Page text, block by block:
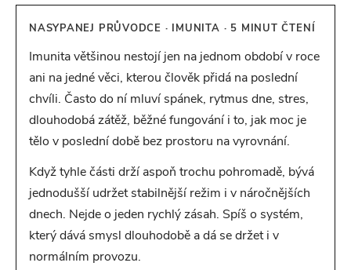
NASYPANEJ PRŮVODCE · IMUNITA · 5 MINUT ČTENÍ
Imunita většinou nestojí jen na jednom období v roce
ani na jedné věci, kterou člověk přidá na poslední
chvíli. Často do ní mluví spánek, rytmus dne, stres,
dlouhodobá zátěž, běžné fungování i to, jak moc je
tělo v poslední době bez prostoru na vyrovnání.
Když tyhle části drží aspoň trochu pohromadě, bývá
jednodušší udržet stabilnější režim i v náročnějších
dnech. Nejde o jeden rychlý zásah. Spíš o systém,
který dává smysl dlouhodobě a dá se držet i v
normálním provozu.